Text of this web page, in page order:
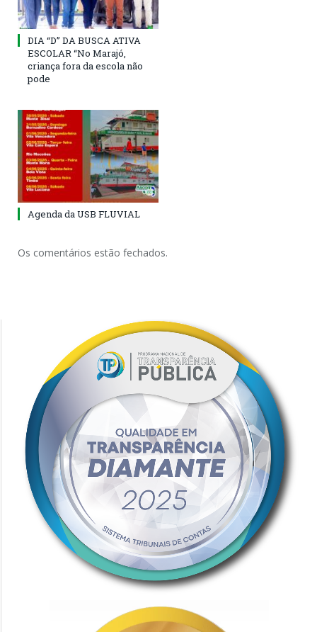
DIA “D” DA BUSCA ATIVA
ESCOLAR “No Marajó,
criança fora da escola não
pode
Agenda da USB FLUVIAL
Os comentários estão fechados.